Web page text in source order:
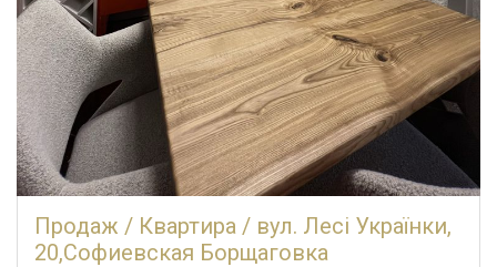
Продаж / Квартира / вул. Лесі Українки,
20,Софиевская Борщаговка